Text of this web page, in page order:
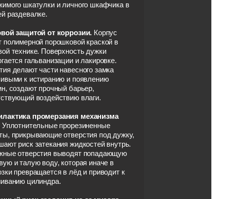
шкатулки и личного шкафчика в
раздевалке.
защитой от коррозии. Корпус
полимерной порошковой краской в
технике. Поверхность дужки
гальванизации и лакировке.
делают части навесного замка
к истиранию и появлению
создают прочный барьер,
воздействию влаги.
промерзания механизма
Уплотнительные прорезиненные
прикрывающие отверстия под дужку,
риск затекания жидкостей внутрь.
отверстия выводят попадающую
и талую воду, которая иначе в
превращается в лёд и приводит к
цилиндра.